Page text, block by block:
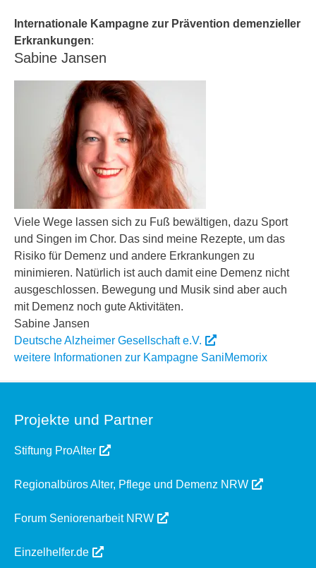
Internationale Kampagne zur Prävention demenzieller
Erkrankungen:
Sabine Jansen
Viele Wege lassen sich zu Fuß bewältigen, dazu Sport
und Singen im Chor. Das sind meine Rezepte, um das
Risiko für Demenz und andere Erkrankungen zu
minimieren. Natürlich ist auch damit eine Demenz nicht
ausgeschlossen. Bewegung und Musik sind aber auch
mit Demenz noch gute Aktivitäten.
Sabine Jansen
Deutsche Alzheimer Gesellschaft e.V.
weitere Informationen zur Kampagne SaniMemorix
Projekte und Partner
Stiftung ProAlter
Regionalbüros Alter, Pflege und Demenz NRW
Forum Seniorenarbeit NRW
Einzelhelfer.de